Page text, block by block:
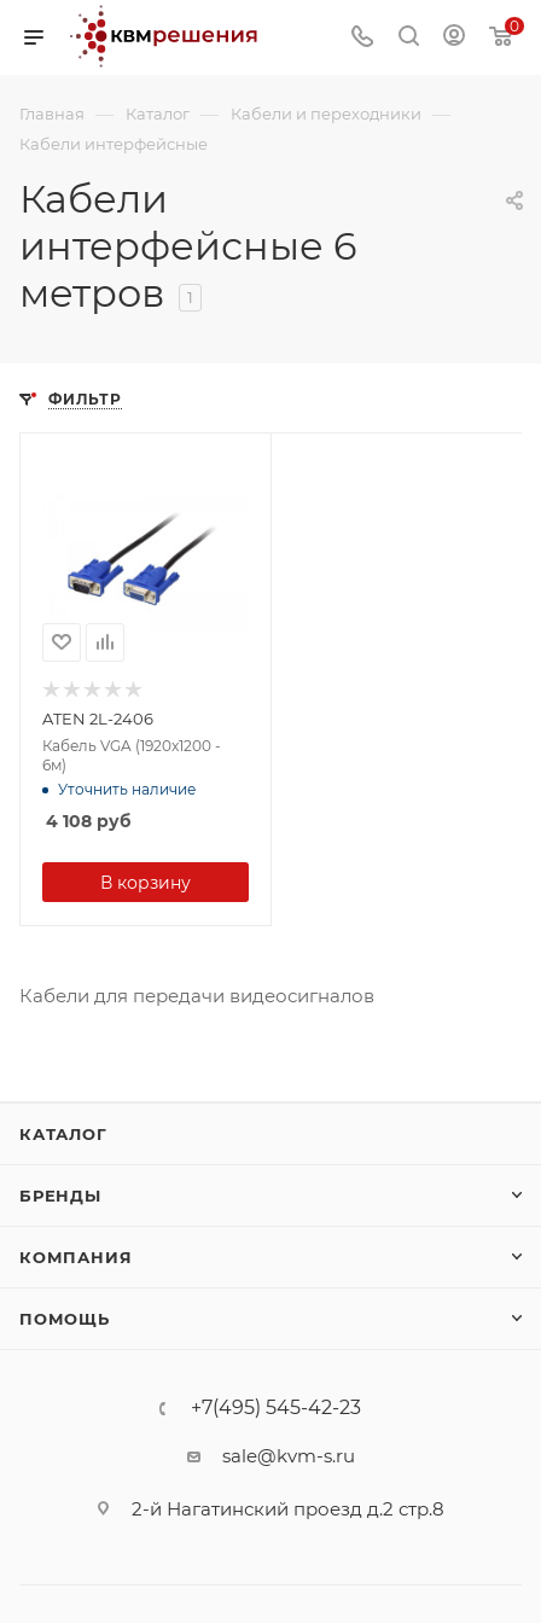
0
Главная — Каталог — Кабели и переходники —
Кабели интерфейсные
Кабели
интерфейсные 6
метров
1
ФИЛЬТР
ATEN 2L-2406
Кабель VGA (1920x1200 -
6м)
Уточнить наличие
4 108 руб
В корзину
Кабели для передачи видеосигналов
КАТАЛОГ
БРЕНДЫ
КОМПАНИЯ
ПОМОЩЬ
+7(495) 545-42-23
sale@kvm-s.ru
2-й Нагатинский проезд д.2 стр.8